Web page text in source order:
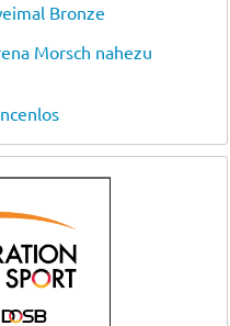
Bronze
Morsch nahezu